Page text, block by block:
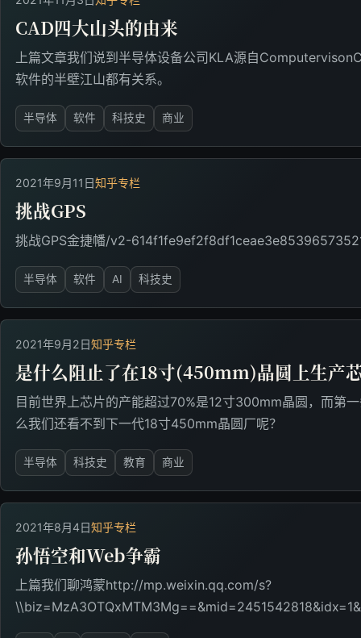
CAD四大山头的由来
上篇文章我们说到半导体设备公司KLA源自
软件的半壁江山都有关系。
半导体 软件 科技史 商业
2021年9月11日知乎专栏
挑战GPS
挑战GPS金捷幡/v2-
半导体 软件 AI 科技史
2021年9月2日知乎专栏
是什么阻止了在18寸(450mm)晶圆上生产
目前世界上芯片的产能超过70%是12寸300mm晶圆，而第
么我们还看不到下一代18寸450mm晶圆厂呢？
半导体 科技史 教育 商业
2021年8月4日知乎专栏
孙悟空和Web争霸
上篇我们聊鸿蒙http://mp.weixin.qq.com/s?